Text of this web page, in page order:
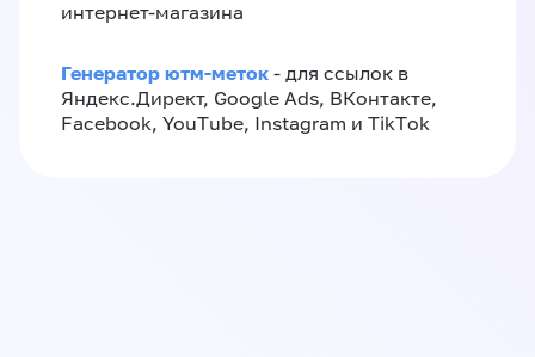
интернет-магазина
Генератор ютм-меток - для ссылок в
Яндекс.Директ, Google Ads, ВКонтакте,
Facebook, YouTube, Instagram и TikTok